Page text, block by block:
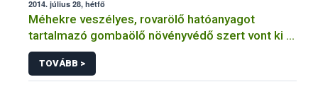
2014. július 28, hétfő
Méhekre veszélyes, rovarölő hatóanyagot
tartalmazó gombaölő növényvédő szert vont ki a
forgalomból a NÉBIH
TOVÁBB >